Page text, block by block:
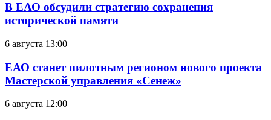
В ЕАО обсудили стратегию сохранения
исторической памяти
6 августа 13:00
ЕАО станет пилотным регионом нового проекта
Мастерской управления «Сенеж»
6 августа 12:00